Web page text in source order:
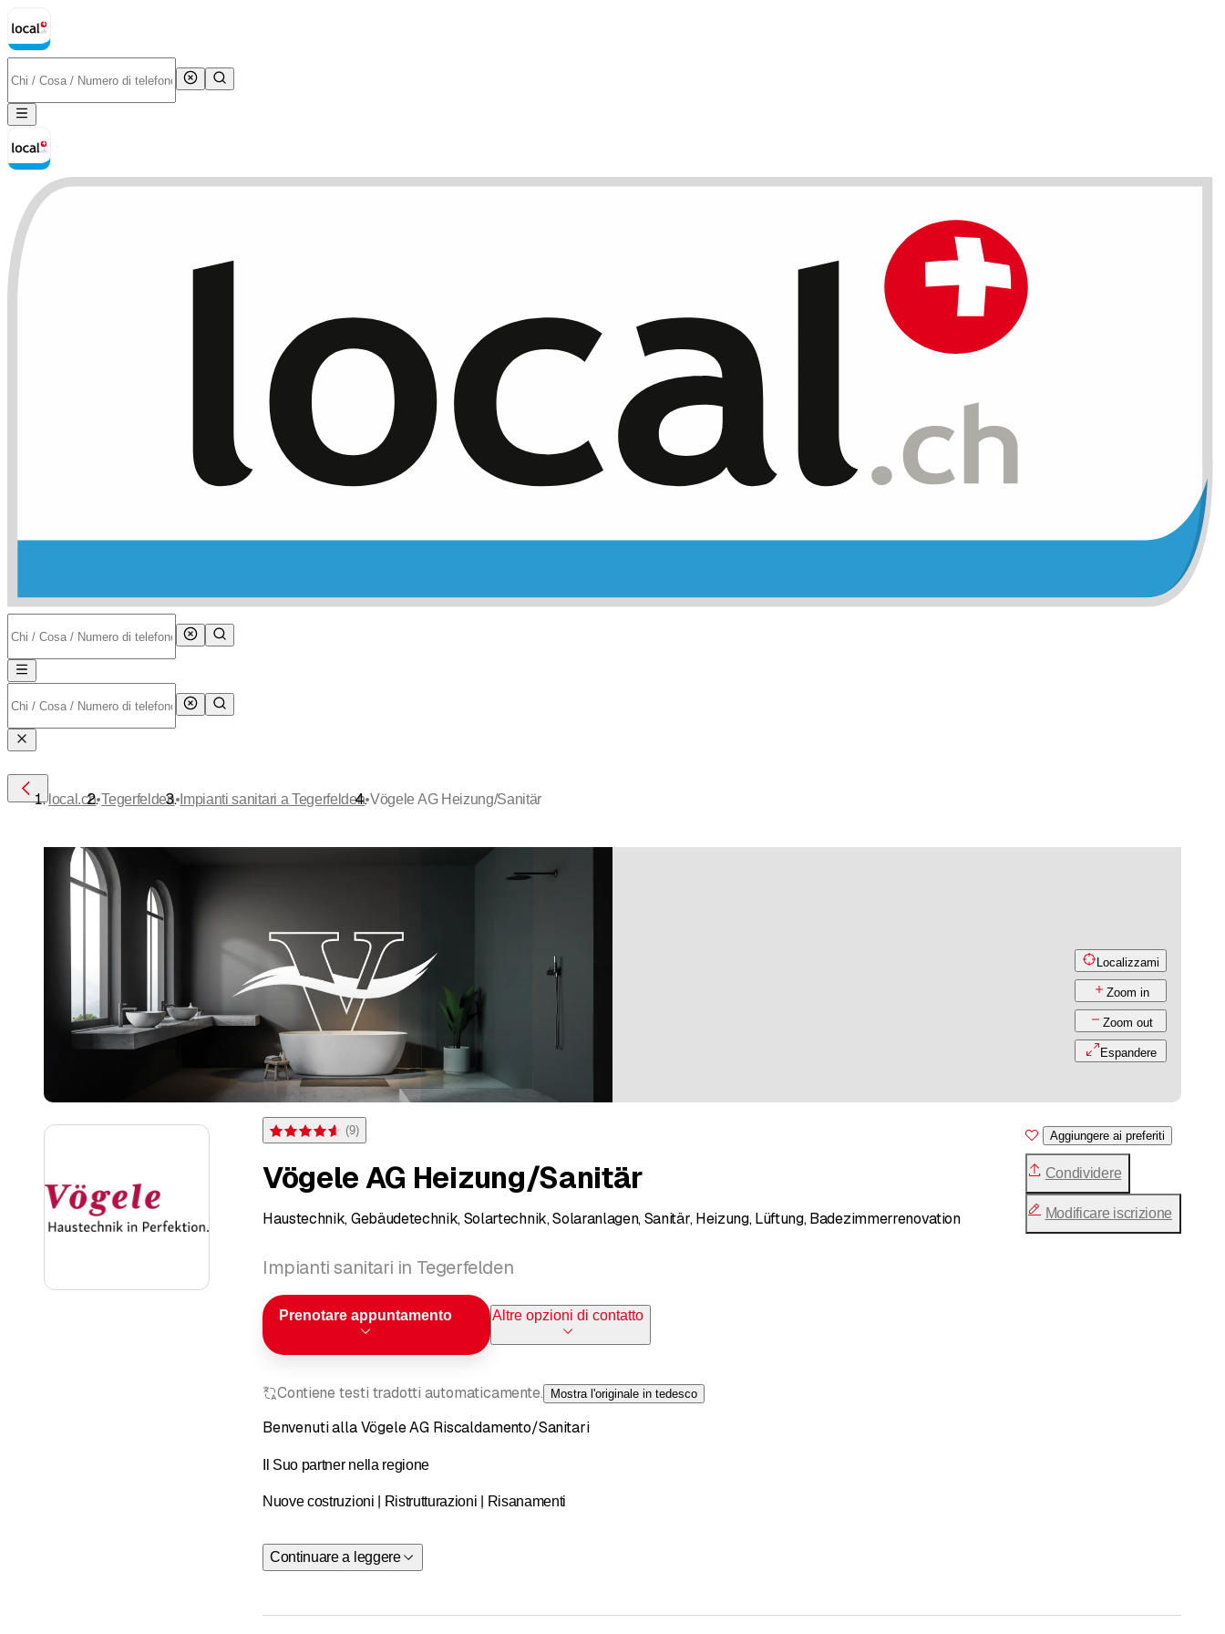
Localizzami
Zoom in
Zoom out
Espandere
Valutazione 4,6 di 5 stelle su 9 valutazioni
(9)
Vögele AG Heizung/Sanitär
Haustechnik, Gebäudetechnik, Solartechnik, Solaranlagen, Sanitär, Heizung, Lüftung, Badezimmerrenovation
Impianti sanitari in Tegerfelden
Prenotare appuntamento Altre opzioni di contatto
Aggiungere ai preferiti
Condividere
Modificare iscrizione
Contiene testi tradotti automaticamente. Mostra l'originale in tedesco
Benvenuti alla Vögele AG Riscaldamento/Sanitari
Il Suo partner nella regione
Nuove costruzioni | Ristrutturazioni | Risanamenti
Qualunque sia il progetto che intraprendiamo, la nostra specialità è la perfezione.
Continuare a leggere
local.ch•Tegerfelden• Impianti sanitari a Tegerfelden•Vögele AG Heizung/Sanitär